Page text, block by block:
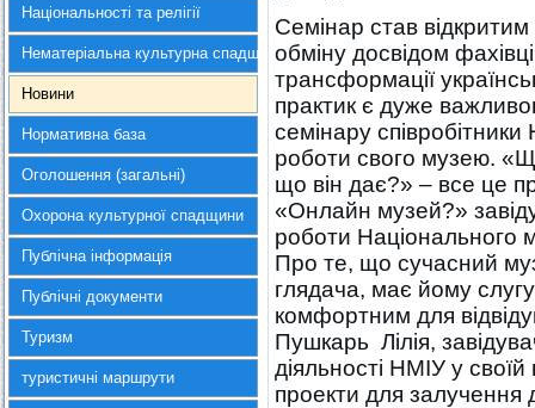
Національності та релігії
Нематеріальна культурна спадщина
Новини
Нормативна база
Оголошення (загальні)
Охорона культурної спадщини
Публічна інформація
Публічні документи
Туризм
туристичні маршрути
Семінар став
обміну досвідом
трансформації
практик є дуже
семінару
роботи свого музею.
що він дає?» – все це
«Онлайн музей?»
роботи Національного
Про те, що сучасний
глядача, має йому
комфортним для
Пушкарь Лілія,
діяльності НМІУ у своїй
проекти для залучення